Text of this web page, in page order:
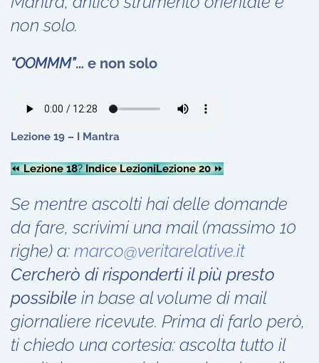
non solo.
“OOMMM”… e non solo
Lezione 19 – I Mantra
⏪Lezione 18?Indice LezioniLezione 20⏩
Se mentre ascolti hai delle domande
da fare, scrivimi una mail (massimo 10
righe) a: marco@veritarelative.it
Cercherò di risponderti il più presto
possibile in base al volume di mail
giornaliere ricevute. Prima di farlo però,
ti chiedo una cortesia: ascolta tutto il